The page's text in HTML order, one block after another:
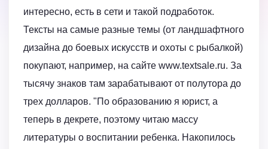
интересно, есть в сети и такой подработок.
Тексты на самые разные темы (от ландшафтного
дизайна до боевых искусств и охоты с рыбалкой)
покупают, например, на сайте www.textsale.ru. За
тысячу знаков там зарабатывают от полутора до
трех долларов. "По образованию я юрист, а
теперь в декрете, поэтому читаю массу
литературы о воспитании ребенка. Накопилось